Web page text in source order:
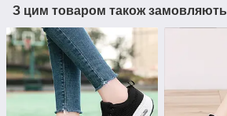
З цим товаром також замовляють